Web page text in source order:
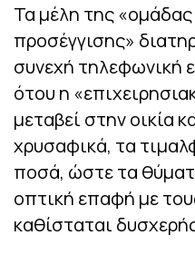
Τα μέλη της
προσέγγισης»
συνεχή τηλεφωνική
ότου η
μεταβεί στην οικία
χρυσαφικά, τα
ποσά, ώστε τα
οπτική επαφή με
καθίσταται